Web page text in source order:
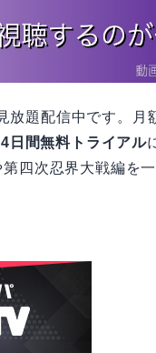
放題配信中です。月
日間無料トライアル
四次忍界大戦編を一